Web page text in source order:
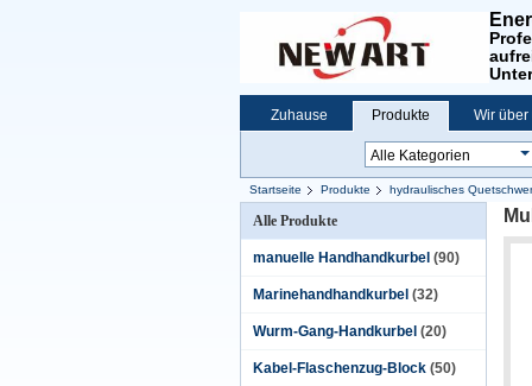
Zuhause Produkte Wir über
Startseite Produkte hydraulisches
Alle Produkte
manuelle Handhandkurbel (90)
Marinehandhandkurbel (32)
Wurm-Gang-Handkurbel (20)
Kabel-Flaschenzug-Block (50)